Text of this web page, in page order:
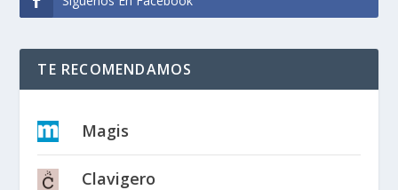
TE RECOMENDAMOS
Magis
Clavigero